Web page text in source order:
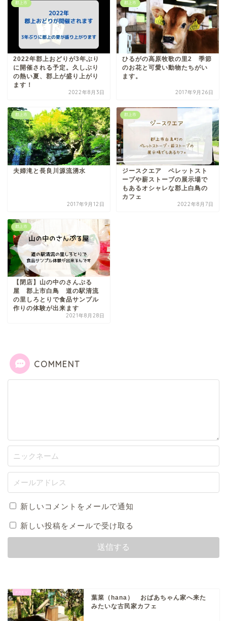
郡上市
2022年郡上おどりが3年ぶり
に開催される予定。久しぶり
の熱い夏、郡上が盛り上がり
ます！
2022年8月3日
郡上市
ひるがの高原牧歌の里2 季節
のお花と可愛い動物たちがい
ます。
2017年9月26日
郡上市
夫婦滝と長良川源流湧水
2017年9月12日
郡上市
ジースクエア ペレットスト
ーブや薪ストーブの展示場で
もあるオシャレな郡上白鳥の
カフェ
2022年8月7日
郡上市
【閉店】山の中のさんぷる
屋 郡上市白鳥 道の駅清流
の里しろとりで食品サンプル
作りの体験が出来ます
2021年8月28日
COMMENT
新しいコメントをメールで通知
新しい投稿をメールで受け取る
葉菜（hana） おばあちゃん家へ来た
みたいな古民家カフェ